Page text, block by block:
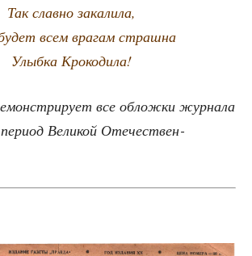
Так слав­но закалила,
всем вра­гам страшна
Улыб­ка Крокодила!
все облож­ки жур­на­ла
Вели­кой Оте­че­ствен­